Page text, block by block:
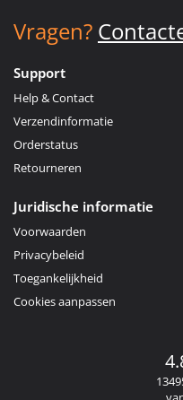
Vragen?
Support
Help & Contact
Verzendinformatie
Orderstatus
Retourneren
Juridische informatie
Voorwaarden
Privacybeleid
Toegankelijkheid
Cookies aanpassen